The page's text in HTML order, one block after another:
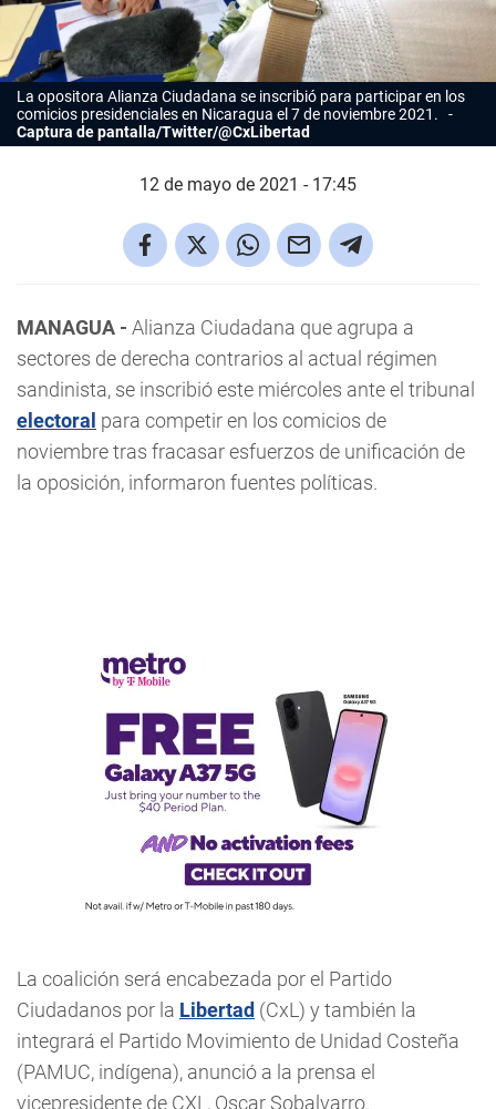
La opositora Alianza Ciudadana se inscribió para participar en los
comicios presidenciales en Nicaragua el 7 de noviembre 2021.
Captura de pantalla/Twitter/@CxLibertad
12 de mayo de 2021 - 17:45
MANAGUA - Alianza Ciudadana que agrupa a
sectores de derecha contrarios al actual régimen
sandinista, se inscribió este miércoles ante el tribunal
electoral para competir en los comicios de
noviembre tras fracasar esfuerzos de unificación de
la oposición, informaron fuentes políticas.
La coalición será encabezada por el Partido
Ciudadanos por la Libertad (CxL) y también la
integrará el Partido Movimiento de Unidad Costeña
(PAMUC, indígena), anunció a la prensa el
vicepresidente de CXL, Oscar Sobalvarro.